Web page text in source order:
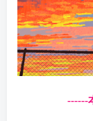
------